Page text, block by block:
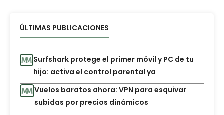
ÚLTIMAS PUBLICACIONES
Surfshark protege el primer móvil y PC de tu
hijo: activa el control parental ya
Vuelos baratos ahora: VPN para esquivar
subidas por precios dinámicos